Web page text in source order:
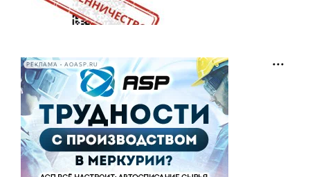
РЕКЛАМА • AOASP.RU